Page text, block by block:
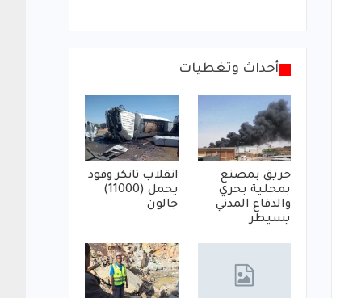
أحداث وتغطيات
حريق بمصنع
بمحلية بحري
والدفاع المدني
يسيطر
انقلاب تانكر وقود
يحمل (11000)
جالون